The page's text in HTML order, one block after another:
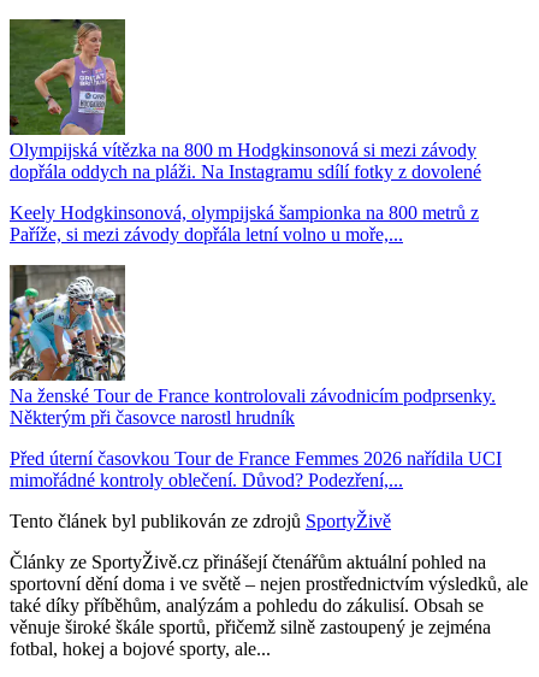
Olympijská vítězka na 800 m Hodgkinsonová si mezi závody
dopřála oddych na pláži. Na Instagramu sdílí fotky z dovolené
Keely Hodgkinsonová, olympijská šampionka na 800 metrů z
Paříže, si mezi závody dopřála letní volno u moře,...
Na ženské Tour de France kontrolovali závodnicím podprsenky.
Některým při časovce narostl hrudník
Před úterní časovkou Tour de France Femmes 2026 nařídila UCI
mimořádné kontroly oblečení. Důvod? Podezření,...
Tento článek byl publikován ze zdrojů SportyŽivě
Články ze SportyŽivě.cz přinášejí čtenářům aktuální pohled na
sportovní dění doma i ve světě – nejen prostřednictvím výsledků, ale
také díky příběhům, analýzám a pohledu do zákulisí. Obsah se
věnuje široké škále sportů, přičemž silně zastoupený je zejména
fotbal, hokej a bojové sporty, ale...